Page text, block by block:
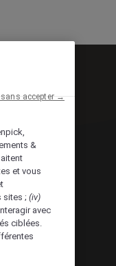
&
et vous
sites ; (iv)
avec
ciblées.
accepter →